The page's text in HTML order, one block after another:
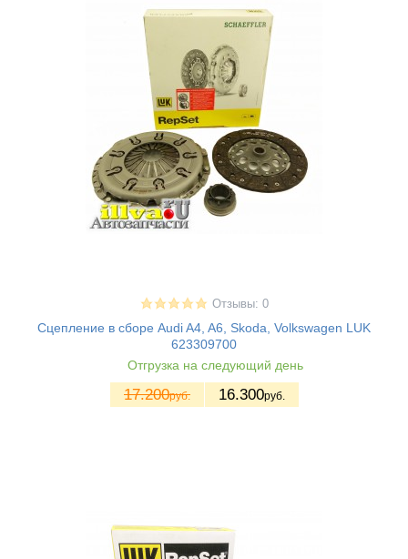
Отзывы: 0
Сцепление в сборе Audi A4, A6, Skoda, Volkswagen LUK
623309700
Отгрузка на следующий день
17.200руб. 16.300руб.